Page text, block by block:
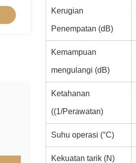
Kerugian
Penempatan (dB)
Kemampuan
mengulangi (dB)
Ketahanan
((1/Perawatan)
Suhu operasi (°C)
Kekuatan tarik (N)